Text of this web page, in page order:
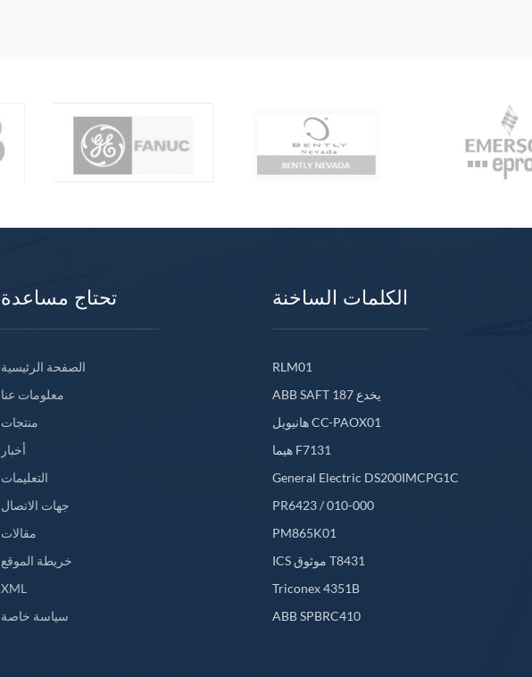
تحتاج مساعدة
الصفحة الرئيسية
معلومات عنا
منتجات
أخبار
التعليمات
جهات الاتصال
مقالات
خريطة الموقع
XML
سياسة خاصة
الكلمات الساخنة
RLM01
ABB SAFT 187 يخدع
هانيويل CC-PAOX01
هيما F7131
General Electric DS200IMCPG1C
PR6423 / 010-000
PM865K01
ICS موثوق T8431
Triconex 4351B
ABB SPBRC410